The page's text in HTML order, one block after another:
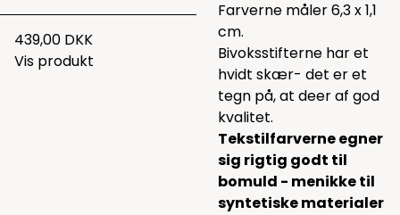
439,00 DKK
Vis produkt
Farverne måler 6,3 x 1,1
cm.
Bivoksstifterne har et
hvidt skær- det er et
tegn på, at deer af god
kvalitet.
Tekstilfarverne egner
sig rigtig godt til
bomuld - menikke til
syntetiske materialer